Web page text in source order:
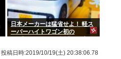
日本メーカーは猛省せよ！ 軽ス
ーパーハイトワゴン初の
投稿日時:2019/10/19(土) 20:38:06.78